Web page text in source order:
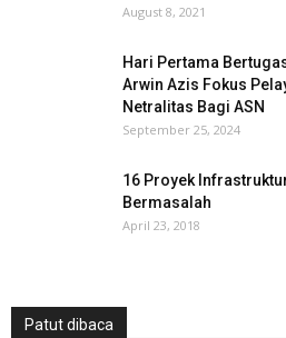
August 8, 2021
Hari Pertama
Arwin Azis Fokus
Netralitas Bagi ASN
September 25, 2024
16 Proyek
Bermasalah
April 23, 2018
Patut dibaca